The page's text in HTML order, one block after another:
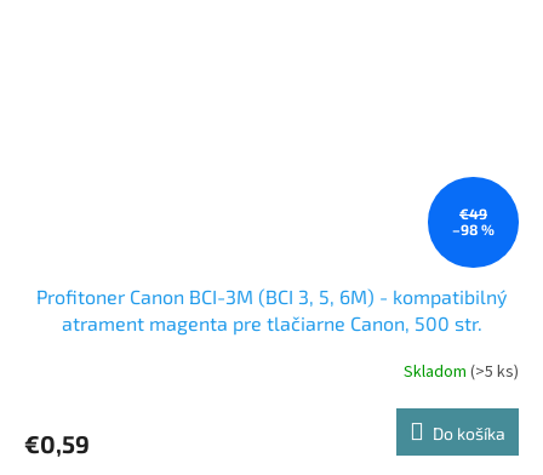
€49
–98 %
Profitoner Canon BCI-3M (BCI 3, 5, 6M) - kompatibilný
atrament magenta pre tlačiarne Canon, 500 str.
Skladom (>5 ks)
€0,59 Do košíka